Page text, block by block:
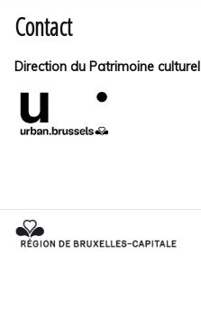
Contact
Direction du Patrimoine culturel